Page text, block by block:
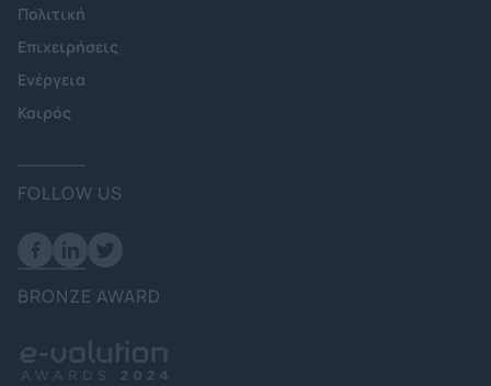
Πολιτική
Επιχειρήσεις
Ενέργεια
Καιρός
FOLLOW US
BRONZE AWARD